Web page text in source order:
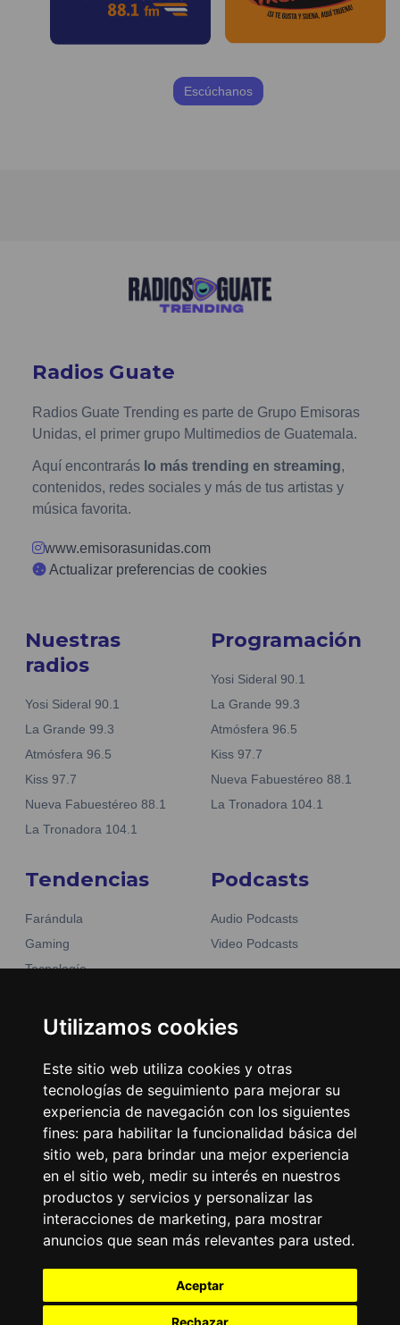
Utilizamos cookies
Este sitio web utiliza cookies y otras
tecnologías de seguimiento para mejorar su
experiencia de navegación con los siguientes
fines: para habilitar la funcionalidad básica del
sitio web, para brindar una mejor experiencia
en el sitio web, medir su interés en nuestros
productos y servicios y personalizar las
interacciones de marketing, para mostrar
anuncios que sean más relevantes para usted.
Aceptar
Rechazar
Escúchanos
Radios Guate
Radios Guate Trending es parte de Grupo Emisoras
Unidas, el primer grupo Multimedios de Guatemala.
Aquí encontrarás lo más trending en streaming,
contenidos, redes sociales y más de tus artistas y
música favorita.
www.emisorasunidas.com
Actualizar preferencias de cookies
Nuestras
radios
Yosi Sideral 90.1
La Grande 99.3
Atmósfera 96.5
Kiss 97.7
Nueva Fabuestéreo 88.1
La Tronadora 104.1
Programación
Yosi Sideral 90.1
La Grande 99.3
Atmósfera 96.5
Kiss 97.7
Nueva Fabuestéreo 88.1
La Tronadora 104.1
Tendencias
Farándula
Gaming
Tecnología
Business
Podcasts
Audio Podcasts
Video Podcasts
Emisoras Unidas
Encuéntranos
Contacto
Términos y condiciones
Directorio